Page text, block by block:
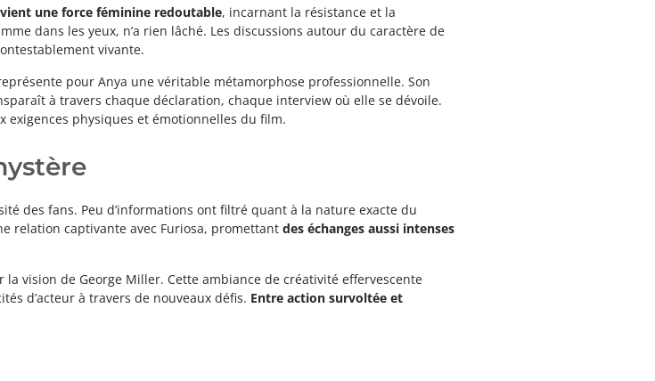
une force féminine redoutable, incarnant la résistance et la
dans les yeux, n’a rien lâché. Les discussions autour du caractère de
vivante.
pour Anya une véritable métamorphose professionnelle. Son
à travers chaque déclaration, chaque interview où elle se dévoile.
exigences physiques et émotionnelles du film.
des fans. Peu d’informations ont filtré quant à la nature exacte du
relation captivante avec Furiosa, promettant des échanges aussi intenses
vision de George Miller. Cette ambiance de créativité effervescente
d’acteur à travers de nouveaux défis. Entre action survoltée et